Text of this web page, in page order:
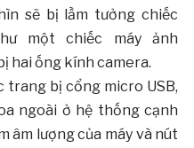
sẽ bị lầm tưởng chiếc
một chiếc máy ảnh
hai ống kính camera.
bị cổng micro USB,
ngoài ở hệ thống cạnh
âm lượng của máy và nút